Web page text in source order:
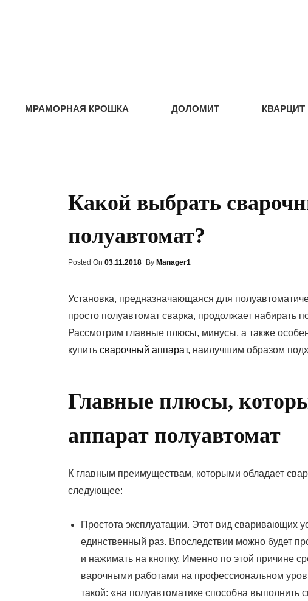
МРАМОРНАЯ КРОШКА ДОЛОМИТ КВАРЦИТ
Какой выбрать
полуавтомат?
Posted On Posted
03.11.2018 By Manager1
Установка, предназначающаяся для
просто полуавтомат сварка, продолжает набирать
Рассмотрим главные плюсы, минусы, а также
купить сварочный аппарат, наилучшим образом
Главные плюсы,
аппарат полуавтомат
К главным преимуществам, которыми обладает
следующее:
Простота эксплуатации. Этот вид сваривающих
единственный раз. Впоследствии можно будет
и нажимать на кнопку. Именно по этой причине
варочными работами на профессиональном
такой: «на полуавтоматике способна выполнить